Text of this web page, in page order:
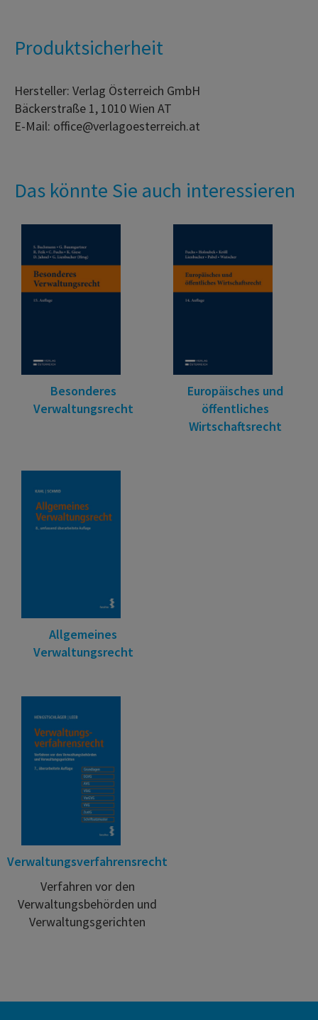
Produktsicherheit
Hersteller: Verlag Österreich GmbH
Bäckerstraße 1, 1010 Wien AT
E-Mail: office@verlagoesterreich.at
Das könnte Sie auch interessieren
Besonderes
Verwaltungsrecht
Europäisches und
öffentliches
Wirtschaftsrecht
Allgemeines
Verwaltungsrecht
Verwaltungsverfahrensrecht
Verfahren vor den
Verwaltungsbehörden und
Verwaltungsgerichten